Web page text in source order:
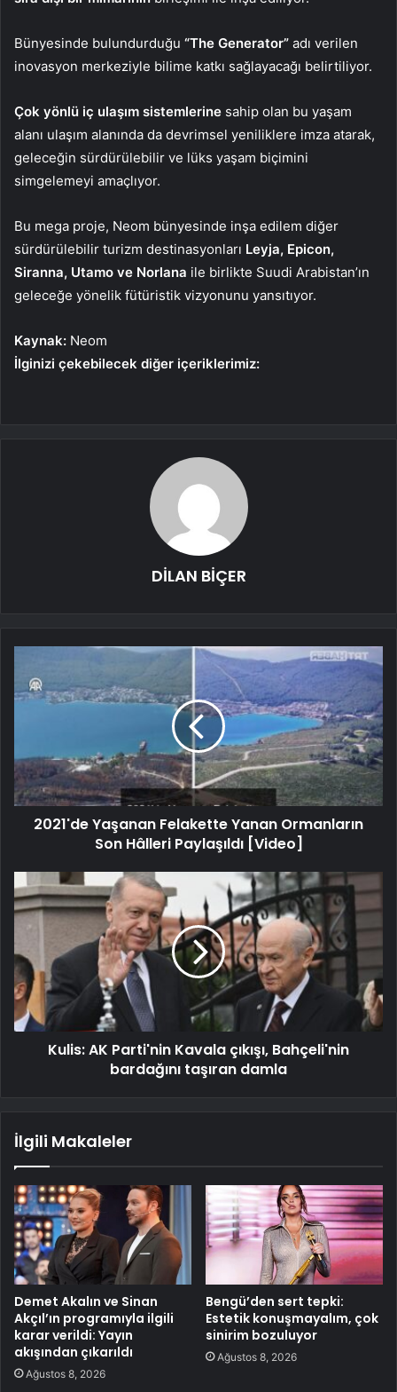
Bünyesinde bulundurduğu “The Generator” adı verilen
inovasyon merkeziyle bilime katkı sağlayacağı belirtiliyor.
Çok yönlü iç ulaşım sistemlerine sahip olan bu yaşam
alanı ulaşım alanında da devrimsel yeniliklere imza atarak,
geleceğin sürdürülebilir ve lüks yaşam biçimini
simgelemeyi amaçlıyor.
Bu mega proje, Neom bünyesinde inşa edilem diğer
sürdürülebilir turizm destinasyonları Leyja, Epicon,
Siranna, Utamo ve Norlana ile birlikte Suudi Arabistan’ın
geleceğe yönelik fütüristik vizyonunu yansıtıyor.
Kaynak: Neom
İlginizi çekebilecek diğer içeriklerimiz:
DİLAN BİÇER
2021'de Yaşanan Felakette Yanan Ormanların
Son Hâlleri Paylaşıldı [Video]
Kulis: AK Parti'nin Kavala çıkışı, Bahçeli'nin
bardağını taşıran damla
İlgili Makaleler
Demet Akalın ve Sinan
Akçıl’ın programıyla ilgili
karar verildi: Yayın
akışından çıkarıldı
Ağustos 8, 2026
Bengü’den sert tepki:
Estetik konuşmayalım, çok
sinirim bozuluyor
Ağustos 8, 2026